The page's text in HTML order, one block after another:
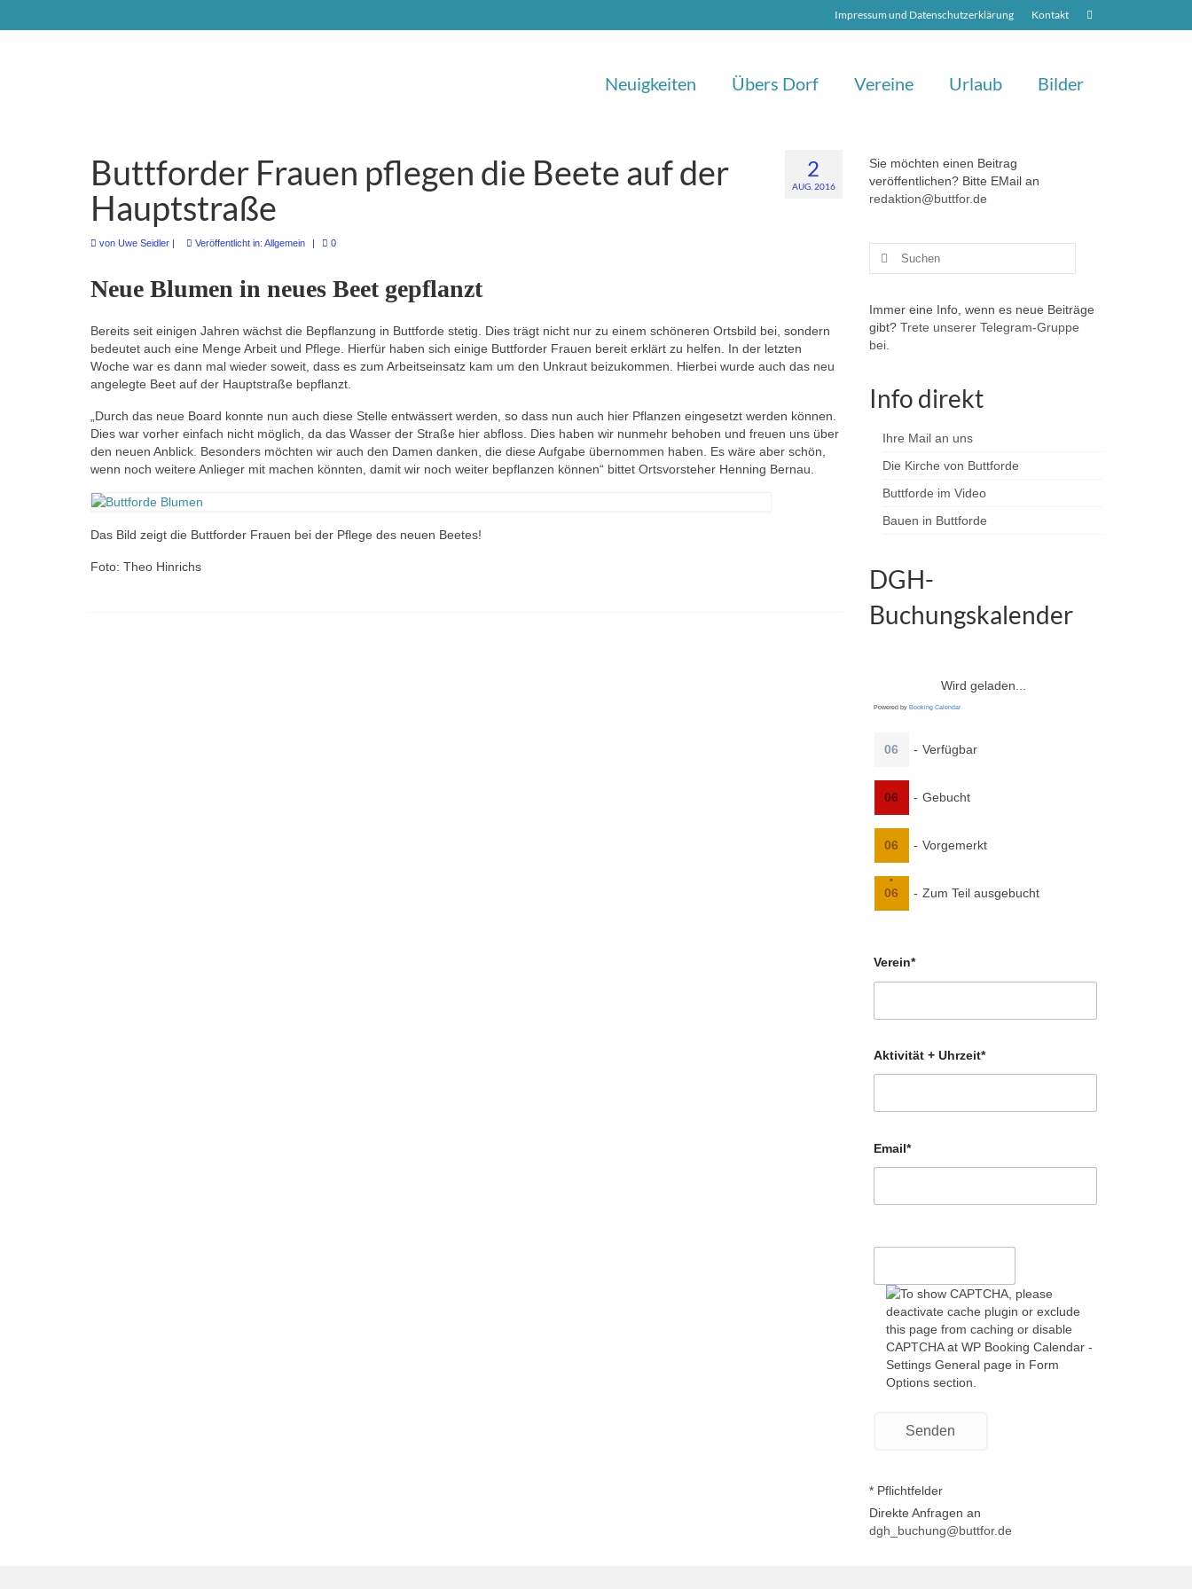
Impressum und Datenschutzerklärung Kontakt
Neuigkeiten Übers Dorf Vereine Urlaub Bilder
2
AUG. 2016
Buttforder Frauen pflegen die Beete auf der
Hauptstraße
von Uwe Seidler | Veröffentlicht in: Allgemein | 0
Neue Blumen in neues Beet gepflanzt
Bereits seit einigen Jahren wächst die Bepflanzung in Buttforde stetig. Dies trägt nicht nur zu einem schöneren Ortsbild bei, sondern
bedeutet auch eine Menge Arbeit und Pflege. Hierfür haben sich einige Buttforder Frauen bereit erklärt zu helfen. In der letzten
Woche war es dann mal wieder soweit, dass es zum Arbeitseinsatz kam um den Unkraut beizukommen. Hierbei wurde auch das neu
angelegte Beet auf der Hauptstraße bepflanzt.
„Durch das neue Board konnte nun auch diese Stelle entwässert werden, so dass nun auch hier Pflanzen eingesetzt werden können.
Dies war vorher einfach nicht möglich, da das Wasser der Straße hier abfloss. Dies haben wir nunmehr behoben und freuen uns über
den neuen Anblick. Besonders möchten wir auch den Damen danken, die diese Aufgabe übernommen haben. Es wäre aber schön,
wenn noch weitere Anlieger mit machen könnten, damit wir noch weiter bepflanzen können“ bittet Ortsvorsteher Henning Bernau.
Das Bild zeigt die Buttforder Frauen bei der Pflege des neuen Beetes!
Foto: Theo Hinrichs
Sie möchten einen Beitrag
veröffentlichen? Bitte EMail an
redaktion@buttfor.de
Suchen
Immer eine Info, wenn es neue Beiträge
gibt? Trete unserer Telegram-Gruppe
bei.
Info direkt
Ihre Mail an uns
Die Kirche von Buttforde
Buttforde im Video
Bauen in Buttforde
DGH-
Buchungskalender
Wird geladen...
Powered by Booking Calendar
06 - Verfügbar
06 - Gebucht
06 - Vorgemerkt
·
06 - Zum Teil ausgebucht
Verein*
Aktivität + Uhrzeit*
Email*
* Pflichtfelder
Direkte Anfragen an
dgh_buchung@buttfor.de